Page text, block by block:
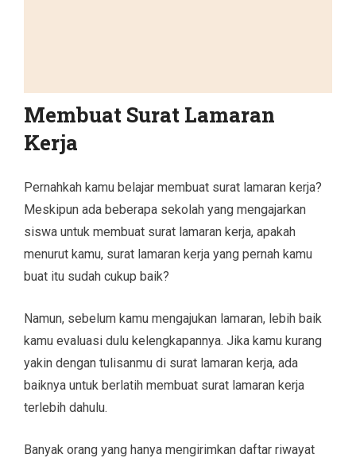
Membuat Surat Lamaran
Kerja
Pernahkah kamu belajar membuat surat lamaran kerja?
Meskipun ada beberapa sekolah yang mengajarkan
siswa untuk membuat surat lamaran kerja, apakah
menurut kamu, surat lamaran kerja yang pernah kamu
buat itu sudah cukup baik?
Namun, sebelum kamu mengajukan lamaran, lebih baik
kamu evaluasi dulu kelengkapannya. Jika kamu kurang
yakin dengan tulisanmu di surat lamaran kerja, ada
baiknya untuk berlatih membuat surat lamaran kerja
terlebih dahulu.
Banyak orang yang hanya mengirimkan daftar riwayat